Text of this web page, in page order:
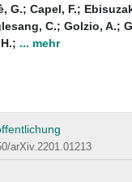
G.; Capel, F.;
C.; Golzio, A.;
; ... mehr
arXiv.2201.01213